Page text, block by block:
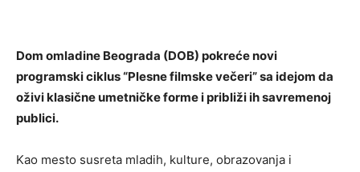
Dom omladine Beograda (DOB) pokreće novi
programski ciklus “Plesne filmske večeri” sa idejom da
oživi klasične umetničke forme i približi ih savremenoj
publici.
Kao mesto susreta mladih, kulture, obrazovanja i